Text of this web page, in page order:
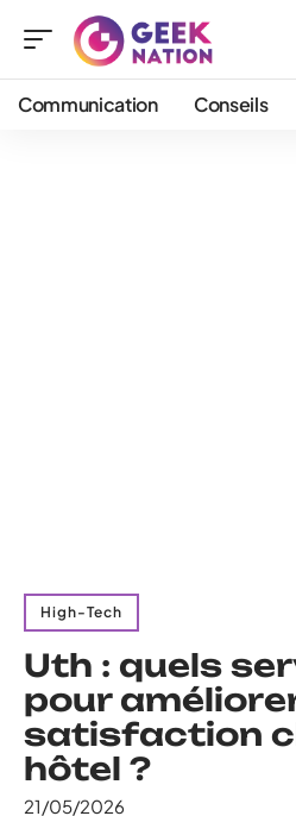
Communication Conseils
High-Tech
Uth : quels
pour
satisfaction
hôtel ?
21/05/2026